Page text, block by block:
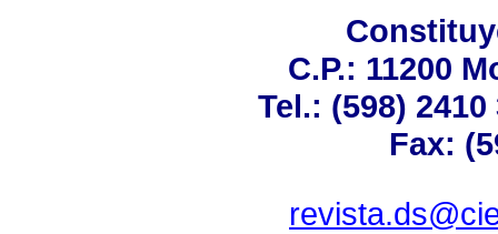
C.P.: 11200
Tel.: (598) 2410
Fax: